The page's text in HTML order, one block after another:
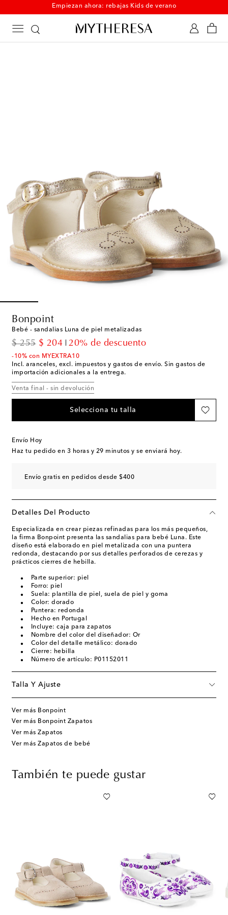
Empiezan ahora: rebajas Kids de verano
Bonpoint
Bebé - sandalias Luna de piel metalizadas
$ 255
original price
$ 204
discount price20% de descuento
-10% con MYEXTRA10
Incl. aranceles, excl. impuestos y gastos de envío. Sin gastos de
importación adicionales a la entrega.
Venta final - sin devolución
Selecciona tu talla
Envío Hoy
Haz tu pedido en 3 horas y 29 minutos y se enviará hoy.
Envío gratis en pedidos desde $400
Detalles Del Producto
Especializada en crear piezas refinadas para los más pequeños,
la firma Bonpoint presenta las sandalias para bebé Luna. Este
diseño está elaborado en piel metalizada con una puntera
redonda, destacando por sus detalles perforados de cerezas y
prácticos cierres de hebilla.
Parte superior: piel
Forro: piel
Suela: plantilla de piel, suela de piel y goma
Color: dorado
Puntera: redonda
Hecho en Portugal
Incluye: caja para zapatos
Nombre del color del diseñador: Or
Color del detalle metálico: dorado
Cierre: hebilla
Número de artículo: P01152011
Talla Y Ajuste
Ver más Bonpoint
Ver más Bonpoint Zapatos
Ver más Zapatos
Ver más Zapatos de bebé
También te puede gustar